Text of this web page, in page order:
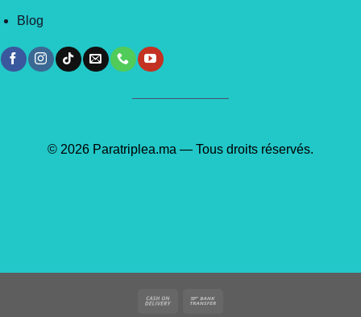
Blog
© 2026 Paratriplea.ma — Tous droits réservés.
Cash